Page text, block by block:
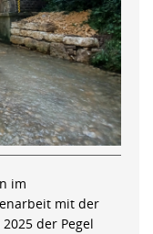
im
mit der
der Pegel